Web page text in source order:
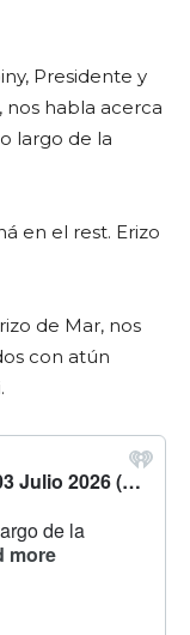
Presidente y
nos habla acerca
largo de la
en el rest. Erizo
de Mar, nos
con atún